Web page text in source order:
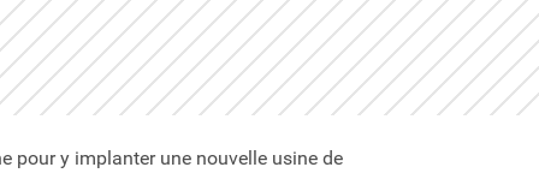
pour y implanter une nouvelle usine de